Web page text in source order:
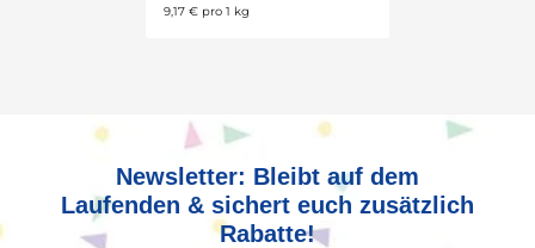
9,17 € pro 1 kg
Newsletter: Bleibt auf dem
Laufenden & sichert euch zusätzlich
Rabatte!